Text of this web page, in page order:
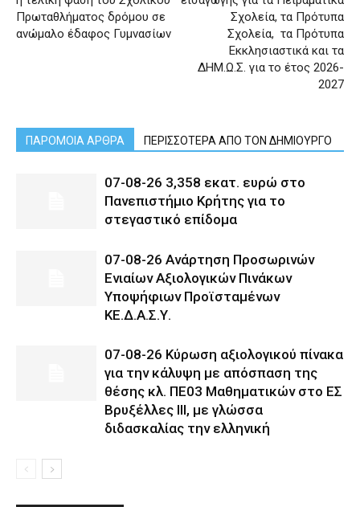
Πρωταθλήματος δρόμου σε
ανώμαλο έδαφος Γυμνασίων
Σχολεία, τα Πρότυπα
Σχολεία, τα Πρότυπα
Εκκλησιαστικά και τα
ΔΗΜ.Ω.Σ. για το έτος 2026-
2027
ΠΑΡΟΜΟΙΑ ΑΡΘΡΑ ΠΕΡΙΣΣΟΤΕΡΑ ΑΠΟ ΤΟΝ ΔΗΜΙΟΥΡΓΟ
07-08-26 3,358 εκατ. ευρώ στο
Πανεπιστήμιο Κρήτης για το
στεγαστικό επίδομα
07-08-26 Ανάρτηση Προσωρινών
Ενιαίων Αξιολογικών Πινάκων
Υποψήφιων Προϊσταμένων
ΚΕ.Δ.Α.Σ.Υ.
07-08-26 Κύρωση αξιολογικού πίνακα
για την κάλυψη με απόσπαση της
θέσης κλ. ΠΕ03 Μαθηματικών στο ΕΣ
Βρυξέλλες ΙΙΙ, με γλώσσα
διδασκαλίας την ελληνική